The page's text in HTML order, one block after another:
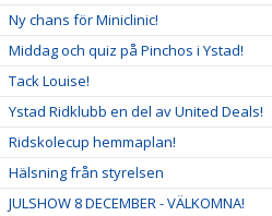
Ny chans för Miniclinic!
Middag och quiz på Pinchos i Ystad!
Tack Louise!
Ystad Ridklubb en del av United Deals!
Ridskolecup hemmaplan!
Hälsning från styrelsen
JULSHOW 8 DECEMBER - VÄLKOMNA!